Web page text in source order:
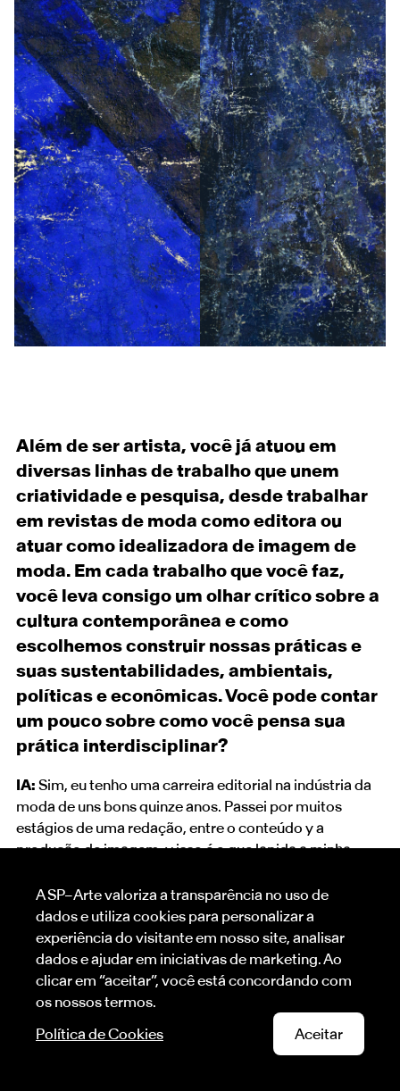
Além de ser artista, você já atuou em
diversas linhas de trabalho que unem
criatividade e pesquisa, desde trabalhar
em revistas de moda como editora ou
atuar como idealizadora de imagem de
moda. Em cada trabalho que você faz,
você leva consigo um olhar crítico sobre a
cultura contemporânea e como
escolhemos construir nossas práticas e
suas sustentabilidades, ambientais,
políticas e econômicas. Você pode contar
um pouco sobre como você pensa sua
prática interdisciplinar?
IA: Sim, eu tenho uma carreira editorial na indústria da
moda de uns bons quinze anos. Passei por muitos
estágios de uma redação, entre o conteúdo y a
produção de imagem, y isso é o que lapida a minha
maneiras diferentes, seja por meio de ações
comissionadas, análises de mercado ou
desenvolvimento de estratégias que atravessam a
experiência estética y o pensamento crítico. Sou
apaixonada pela moda porque ela acessibiliza a minha
pesquisa y, também, porque sem ela eu não conseguiria
comunicar o meu trabalho para tanta gente. Existe na
moda contemporânea uma gene de mobilização
A SP–Arte valoriza a transparência no uso de
dados e utiliza cookies para personalizar a
experiência do visitante em nosso site, analisar
dados e ajudar em iniciativas de marketing. Ao
clicar em “aceitar”, você está concordando com
os nossos termos.
Política de Cookies
Aceitar